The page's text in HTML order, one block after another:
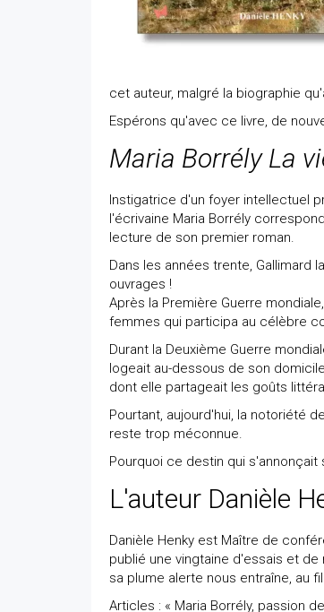
cet auteur, malgré la biographie
Espérons qu'avec ce livre, de
Maria Borrély La
Instigatrice d'un foyer intellectuel
l'écrivaine Maria Borrély
lecture de son premier roman.
Dans les années trente, Gallimard
ouvrages !
Après la Première Guerre
femmes qui participa au célèbre
Durant la Deuxième Guerre
logeait au-dessous de son
dont elle partageait les goûts
Pourtant, aujourd'hui, la notoriété
reste trop méconnue.
Pourquoi ce destin qui
L'auteur Danièle
Danièle Henky est Maître de
publié une vingtaine d'essais et
sa plume alerte nous entraîne, au
Articles : « Maria Borrély, passion